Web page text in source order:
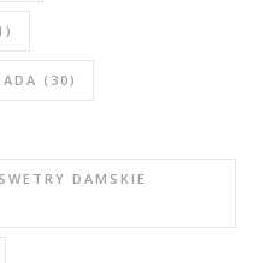
(30)
DAMSKIE